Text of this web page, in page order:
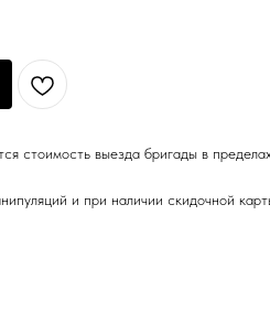
стоимость выезда бригады в
и при наличии скидочной